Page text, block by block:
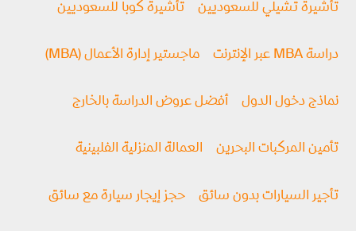
تأشيرة تشيلي للسعوديين تأشيرة كوبا للسعوديين
دراسة MBA عبر الإنترنت ماجستير إدارة الأعمال (MBA)
نماذج دخول الدول أفضل عروض الدراسة بالخارج
تأمين المركبات البحرين العمالة المنزلية الفلبينية
تأجير السيارات بدون سائق حجز إيجار سيارة مع سائق